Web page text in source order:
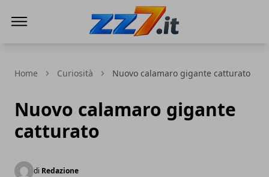
Home Curiosità Nuovo calamaro gigante catturato
Nuovo calamaro gigante
catturato
di Redazione